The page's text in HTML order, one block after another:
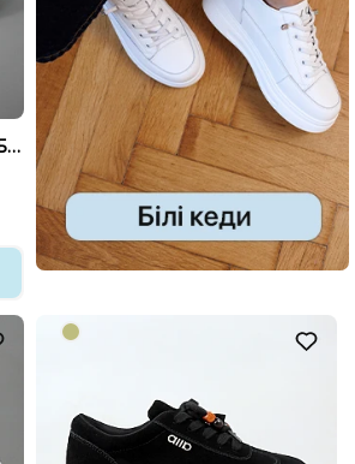
Кеды женские кожаные 591415 Белые